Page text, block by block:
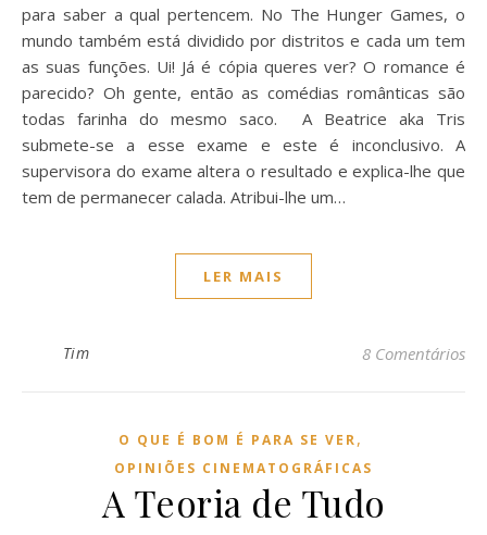
para saber a qual pertencem. No The Hunger Games, o
mundo também está dividido por distritos e cada um tem
as suas funções. Ui! Já é cópia queres ver? O romance é
parecido? Oh gente, então as comédias românticas são
todas farinha do mesmo saco. A Beatrice aka Tris
submete-se a esse exame e este é inconclusivo. A
supervisora do exame altera o resultado e explica-lhe que
tem de permanecer calada. Atribui-lhe um…
LER MAIS
Tim 8 Comentários
O QUE É BOM É PARA SE VER,
OPINIÕES CINEMATOGRÁFICAS
A Teoria de Tudo